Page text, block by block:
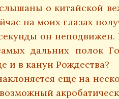
о китайской
на моих глазах
он неподвижен.
дальних полок
и в канун Рождества?
еще на